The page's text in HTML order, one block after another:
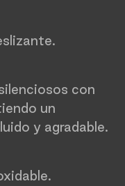
con
un
y agradable.